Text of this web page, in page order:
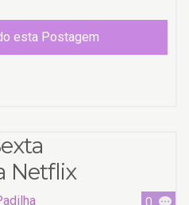
esta Postagem
Netflix